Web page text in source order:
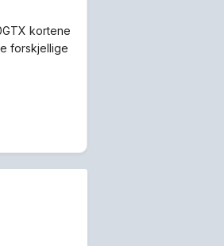
kortene
forskjellige